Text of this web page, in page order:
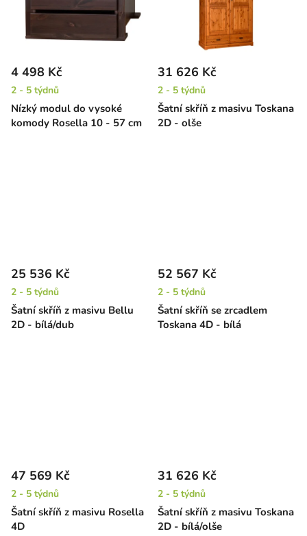
Nízký modul do vysoké
komody Rosella 10 - 57 cm
4 498 Kč
2 - 5 týdnů
Šatní skříň z masivu Toskana
2D - olše
31 626 Kč
2 - 5 týdnů
Šatní skříň z masivu Bellu
2D - bílá/dub
25 536 Kč
2 - 5 týdnů
Šatní skříň se zrcadlem
Toskana 4D - bílá
52 567 Kč
2 - 5 týdnů
Šatní skříň z masivu Rosella
4D
47 569 Kč
2 - 5 týdnů
Šatní skříň z masivu Toskana
2D - bílá/olše
31 626 Kč
2 - 5 týdnů